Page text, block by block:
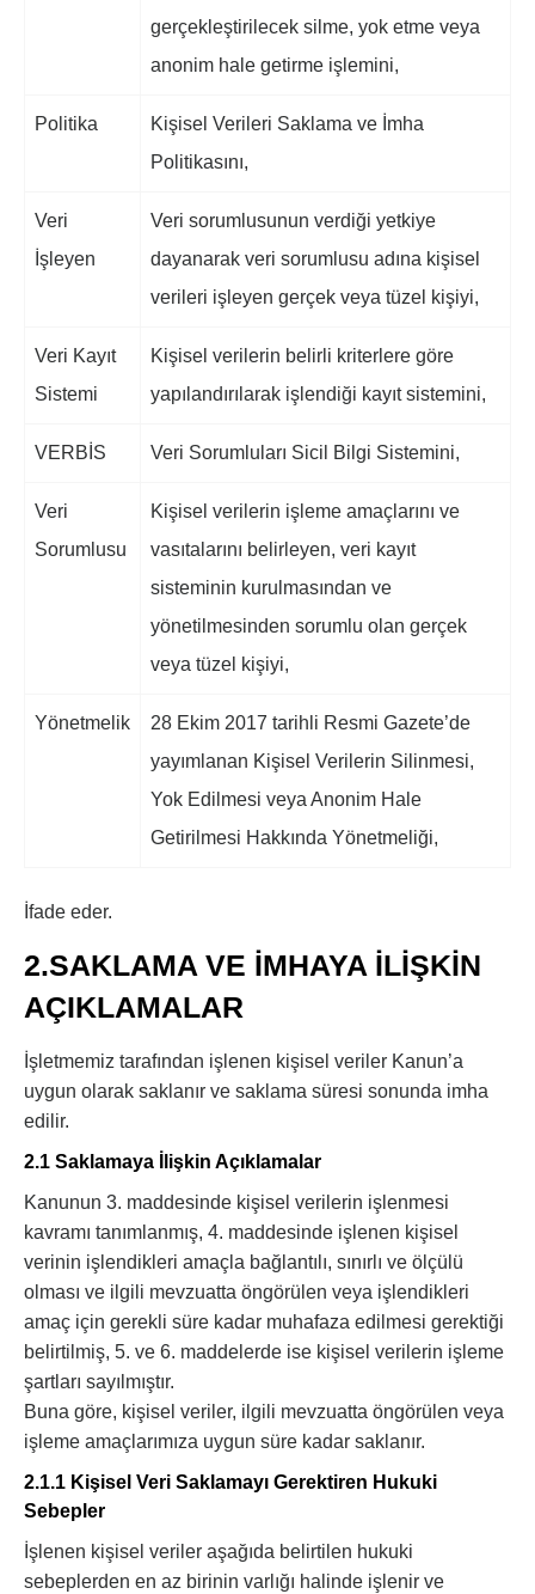
gerçekleştirilecek silme, yok etme veya
anonim hale getirme işlemini,
Politika
Kişisel Verileri Saklama ve İmha
Politikasını,
Veri
İşleyen
Veri sorumlusunun verdiği yetkiye
dayanarak veri sorumlusu adına kişisel
verileri işleyen gerçek veya tüzel kişiyi,
Veri Kayıt
Sistemi
Kişisel verilerin belirli kriterlere göre
yapılandırılarak işlendiği kayıt sistemini,
VERBİS Veri Sorumluları Sicil Bilgi Sistemini,
Veri
Sorumlusu
Kişisel verilerin işleme amaçlarını ve
vasıtalarını belirleyen, veri kayıt
sisteminin kurulmasından ve
yönetilmesinden sorumlu olan gerçek
veya tüzel kişiyi,
Yönetmelik
28 Ekim 2017 tarihli Resmi Gazete’de
yayımlanan Kişisel Verilerin Silinmesi,
Yok Edilmesi veya Anonim Hale
Getirilmesi Hakkında Yönetmeliği,
İfade eder.
2.SAKLAMA VE İMHAYA İLİŞKİN
AÇIKLAMALAR
İşletmemiz tarafından işlenen kişisel veriler Kanun’a
uygun olarak saklanır ve saklama süresi sonunda imha
edilir.
2.1 Saklamaya İlişkin Açıklamalar
Kanunun 3. maddesinde kişisel verilerin işlenmesi
kavramı tanımlanmış, 4. maddesinde işlenen kişisel
verinin işlendikleri amaçla bağlantılı, sınırlı ve ölçülü
olması ve ilgili mevzuatta öngörülen veya işlendikleri
amaç için gerekli süre kadar muhafaza edilmesi gerektiği
belirtilmiş, 5. ve 6. maddelerde ise kişisel verilerin işleme
şartları sayılmıştır.
Buna göre, kişisel veriler, ilgili mevzuatta öngörülen veya
işleme amaçlarımıza uygun süre kadar saklanır.
2.1.1 Kişisel Veri Saklamayı Gerektiren Hukuki
Sebepler
İşlenen kişisel veriler aşağıda belirtilen hukuki
sebeplerden en az birinin varlığı halinde işlenir ve